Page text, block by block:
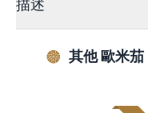
描述
其他 歐米茄